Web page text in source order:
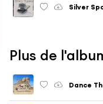
Silver
Plus de
Dance